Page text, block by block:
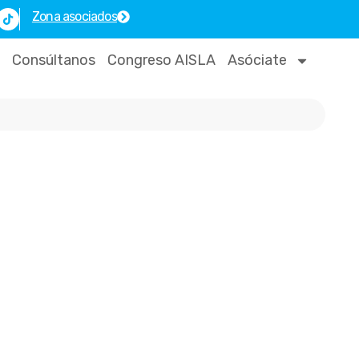
T
i
k
o
Zona asociados
Consúltanos Congreso AISLA Asóciate